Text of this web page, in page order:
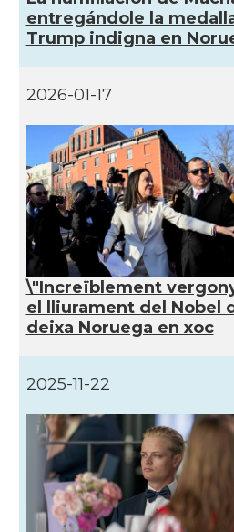
entregándole la
Trump indigna en
2026-01-17
\"Increïblement
el lliurament del Nobel
deixa Noruega en xoc
2025-11-22